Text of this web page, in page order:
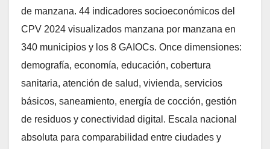
de manzana. 44 indicadores socioeconómicos del
CPV 2024 visualizados manzana por manzana en
340 municipios y los 8 GAIOCs. Once dimensiones:
demografía, economía, educación, cobertura
sanitaria, atención de salud, vivienda, servicios
básicos, saneamiento, energía de cocción, gestión
de residuos y conectividad digital. Escala nacional
absoluta para comparabilidad entre ciudades y